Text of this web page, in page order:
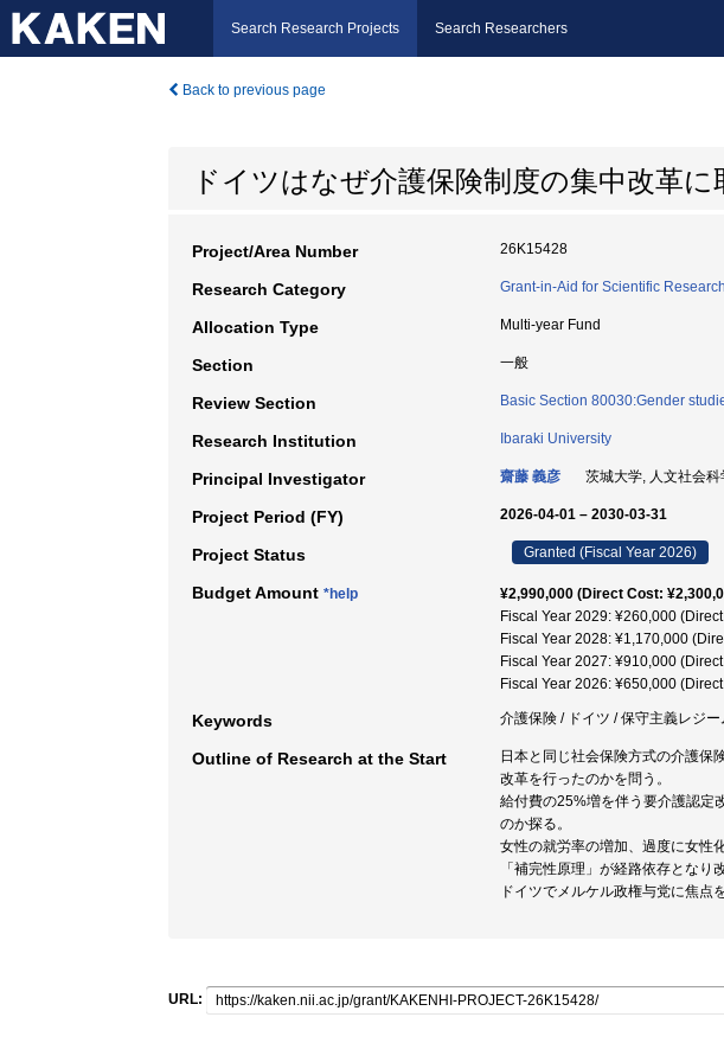
Search Research Projects Search Researchers
Back to previous page
ドイツはなぜ介護保険制度の集中改革
Project/Area Number 26K15428
Research Category Grant-in-Aid for Scientific
Allocation Type Multi-year Fund
Section 一般
Review Section Basic Section 80030:Gender
Research Institution Ibaraki University
Principal Investigator 齋藤 義彦 茨城大学, 人文社会
Project Period (FY) 2026-04-01 – 2030-03-31
Project Status Granted (Fiscal Year 2026)
Budget Amount *help
¥2,990,000 (Direct Cost:
Fiscal Year 2029: ¥260,000
Fiscal Year 2028: ¥1,170,000
Fiscal Year 2027: ¥910,000
Fiscal Year 2026: ¥650,000
Keywords 介護保険 / ドイツ / 保守主義レジ
Outline of Research at the Start
日本と同じ社会保険方式の介護保
改革を行ったのかを問う。
給付費の25%増を伴う要介護認定
のか探る。
女性の就労率の増加、過度に女性
「補完性原理」が経路依存となり
ドイツでメルケル政権与党に焦点
URL: